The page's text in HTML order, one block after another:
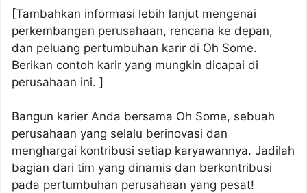
[Tambahkan informasi lebih lanjut mengenai
perkembangan perusahaan, rencana ke depan,
dan peluang pertumbuhan karir di Oh Some.
Berikan contoh karir yang mungkin dicapai di
perusahaan ini. ]
Bangun karier Anda bersama Oh Some, sebuah
perusahaan yang selalu berinovasi dan
menghargai kontribusi setiap karyawannya. Jadilah
bagian dari tim yang dinamis dan berkontribusi
pada pertumbuhan perusahaan yang pesat!